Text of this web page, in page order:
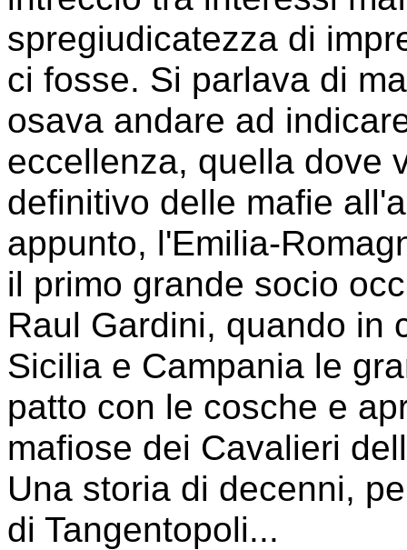
spregiudicatezza di
ci fosse. Si parlava di
osava andare ad
eccellenza, quella dove
definitivo delle mafie
appunto, l'Emilia-
il primo grande socio
Raul Gardini, quando in
Sicilia e Campania le
patto con le cosche e
mafiose dei Cavalieri
Una storia di decenni,
di Tangentopoli...